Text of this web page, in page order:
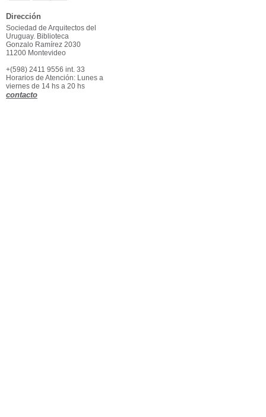
Dirección
Sociedad de Arquitectos del
Uruguay. Biblioteca
Gonzalo Ramírez 2030
11200 Montevideo
+(598) 2411 9556 int. 33
Horarios de Atención: Lunes a
viernes de 14 hs a 20 hs
contacto